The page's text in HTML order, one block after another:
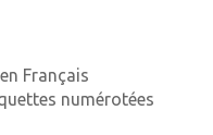
Français
numérotées